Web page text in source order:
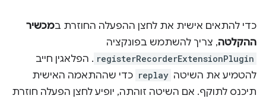
כדי להתאים אישית את לחצן ההפעלה החוזרת במכשיר
ההקלטה, צריך להשתמש בפונקציה
registerRecorderExtensionPlugin . הפלאגין חייב
להטמיע את השיטה replay כדי שההתאמה האישית
תיכנס לתוקף. אם השיטה זוהתה, יופיע לחצן הפעלה חוזרת